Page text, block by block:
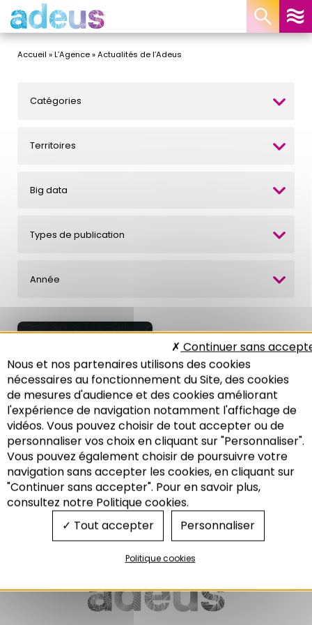
Recherche
Accueil »L’Agence»Actualités de l’Adeus
Catégories
Territoires
Big data
Types de publication
Année
ÉCONOMIE
Complexité urbaine
et politiques : Les villes comme
systèmes
03/2017
Panneau de gestion des cookies
Nous et nos partenaires utilisons des cookies
nécessaires au fonctionnement du Site, des cookies
de mesures d'audience et des cookies améliorant
l'expérience de navigation notamment l'affichage de
vidéos. Vous pouvez choisir de tout accepter ou de
personnaliser vos choix en cliquant sur "Personnaliser".
Vous pouvez également choisir de poursuivre votre
navigation sans accepter les cookies, en cliquant sur
"Continuer sans accepter". Pour en savoir plus,
consultez notre Politique cookies.
Tout accepter
Continuer sans
Personnaliser
Politique cookies